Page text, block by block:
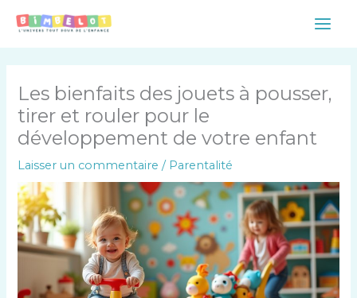
Main
Les bienfaits des jouets à pousser,
tirer et rouler pour le
développement de votre enfant
Laisser un commentaire / Parentalité